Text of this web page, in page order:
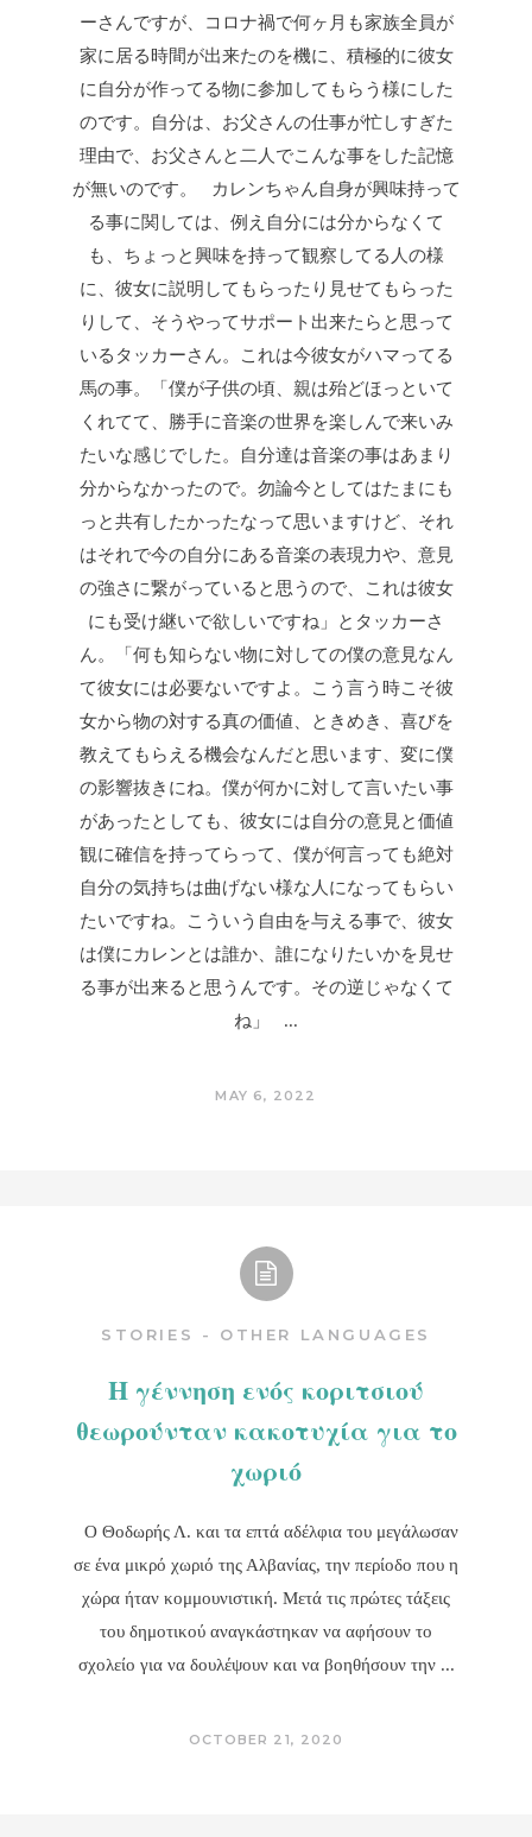
ーさんですが、コロナ禍で何ヶ月も家族全員が
家に居る時間が出来たのを機に、積極的に彼女
に自分が作ってる物に参加してもらう様にした
のです。自分は、お父さんの仕事が忙しすぎた
理由で、お父さんと二人でこんな事をした記憶
が無いのです。 カレンちゃん自身が興味持って
る事に関しては、例え自分には分からなくて
も、ちょっと興味を持って観察してる人の様
に、彼女に説明してもらったり見せてもらった
りして、そうやってサポート出来たらと思って
いるタッカーさん。これは今彼女がハマってる
馬の事。「僕が子供の頃、親は殆どほっといて
くれてて、勝手に音楽の世界を楽しんで来いみ
たいな感じでした。自分達は音楽の事はあまり
分からなかったので。勿論今としてはたまにも
っと共有したかったなって思いますけど、それ
はそれで今の自分にある音楽の表現力や、意見
の強さに繋がっていると思うので、これは彼女
にも受け継いで欲しいですね」とタッカーさ
ん。「何も知らない物に対しての僕の意見なん
て彼女には必要ないですよ。こう言う時こそ彼
女から物の対する真の価値、ときめき、喜びを
教えてもらえる機会なんだと思います、変に僕
の影響抜きにね。僕が何かに対して言いたい事
があったとしても、彼女には自分の意見と価値
観に確信を持ってらって、僕が何言っても絶対
自分の気持ちは曲げない様な人になってもらい
たいですね。こういう自由を与える事で、彼女
は僕にカレンとは誰か、誰になりたいかを見せ
る事が出来ると思うんです。その逆じゃなくて
ね」
MAY 6, 2022
STORIES - OTHER LANGUAGES
Η γέννηση ενός κοριτσιού
θεωρούνταν κακοτυχία για το
χωριό
Ο Θοδωρής Λ. και τα επτά αδέλφια του μεγάλωσαν
σε ένα μικρό χωριό της Αλβανίας, την περίοδο που η
χώρα ήταν κομμουνιστική. Μετά τις πρώτες τάξεις
του δημοτικού αναγκάστηκαν να αφήσουν το
σχολείο για να δουλέψουν και να βοηθήσουν την
OCTOBER 21, 2020